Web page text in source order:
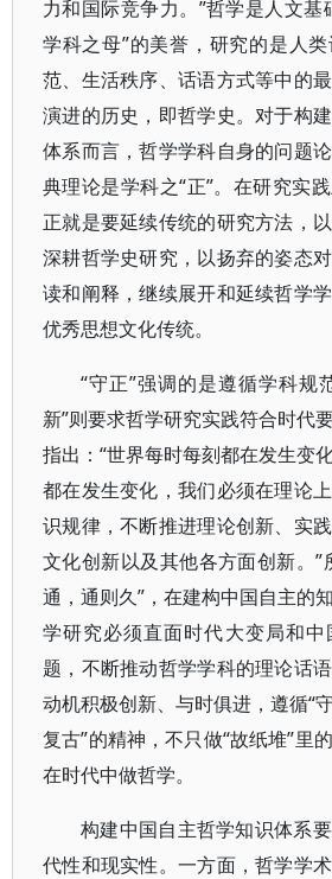
力和国际竞争力。”哲学是人文基
学科之母”的美誉，研究的是人
范、生活秩序、话语方式等中的
演进的历史，即哲学史。对于构
体系而言，哲学学科自身的问题
典理论是学科之“正”。在研究实
正就是要延续传统的研究方法，
深耕哲学史研究，以扬弃的姿态
读和阐释，继续展开和延续哲学
优秀思想文化传统。
“守正”强调的是遵循学科规
新”则要求哲学研究实践符合时代
指出：“世界每时每刻都在发生变
都在发生变化，我们必须在理论
识规律，不断推进理论创新、实践
文化创新以及其他各方面创新。”
通，通则久”，在建构中国自主的
学研究必须直面时代大变局和
题，不断推动哲学学科的理论话
动机积极创新、与时俱进，遵循“
复古”的精神，不只做“故纸堆”里
在时代中做哲学。
构建中国自主哲学知识体系
代性和现实性。一方面，哲学学